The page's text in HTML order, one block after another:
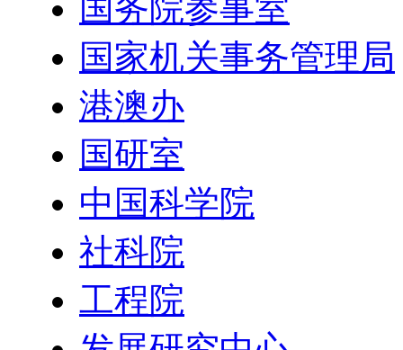
国务院参事室
国家机关事务管理局
港澳办
国研室
中国科学院
社科院
工程院